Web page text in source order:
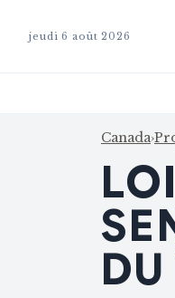
jeudi 6 août 2026
Canada›